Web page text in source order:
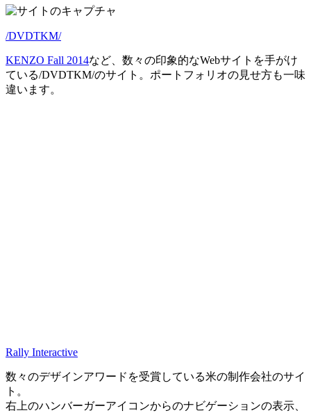
/DVDTKM/
KENZO Fall 2014など、数々の印象的なWebサイトを手がけ
ている/DVDTKM/のサイト。ポートフォリオの見せ方も一味
違います。
Rally Interactive
数々のデザインアワードを受賞している米の制作会社のサイ
ト。
右上のハンバーガーアイコンからのナビゲーションの表示、